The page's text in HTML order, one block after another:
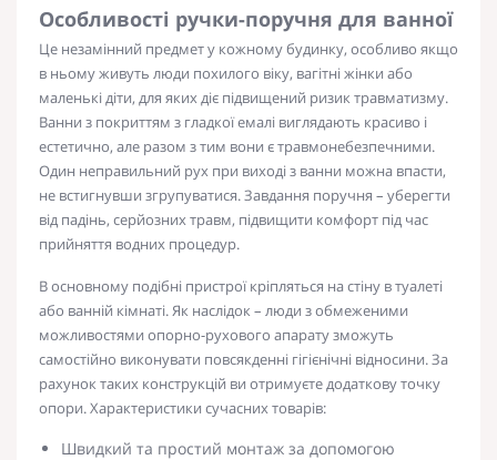
Особливості ручки-поручня для ванної
Це незамінний предмет у кожному будинку, особливо якщо
в ньому живуть люди похилого віку, вагітні жінки або
маленькі діти, для яких діє підвищений ризик травматизму.
Ванни з покриттям з гладкої емалі виглядають красиво і
естетично, але разом з тим вони є травмонебезпечними.
Один неправильний рух при виході з ванни можна впасти,
не встигнувши згрупуватися. Завдання поручня – уберегти
від падінь, серйозних травм, підвищити комфорт під час
прийняття водних процедур.
В основному подібні пристрої кріпляться на стіну в туалеті
або ванній кімнаті. Як наслідок – люди з обмеженими
можливостями опорно-рухового апарату зможуть
самостійно виконувати повсякденні гігієнічні відносини. За
рахунок таких конструкцій ви отримуєте додаткову точку
опори. Характеристики сучасних товарів:
Швидкий та простий монтаж за допомогою